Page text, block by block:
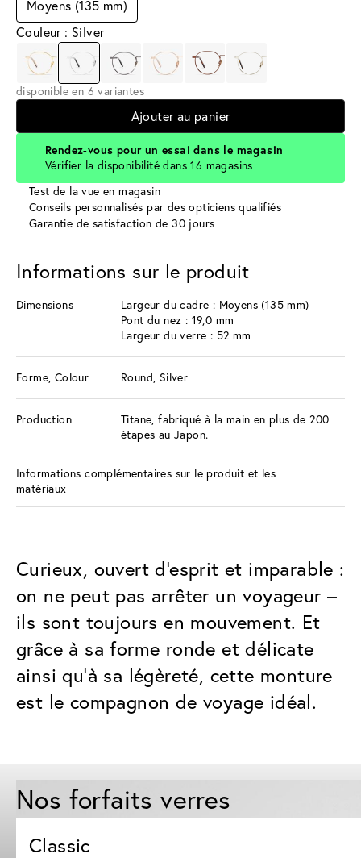
Moyens (135 mm)
Couleur : Silver
disponible en 6 variantes
Ajouter au panier
Rendez-vous pour un essai dans le magasin
Vérifier la disponibilité dans 16 magasins
Test de la vue en magasin
Conseils personnalisés par des opticiens qualifiés
Garantie de satisfaction de 30 jours
Informations sur le produit
Dimensions
Largeur du cadre : Moyens (135 mm)
Pont du nez : 19,0 mm
Largeur du verre : 52 mm
Forme, Colour Round, Silver
Production
Titane, fabriqué à la main en plus de 200
étapes au Japon.
Informations complémentaires sur le produit et les
matériaux
Curieux, ouvert d'esprit et imparable :
on ne peut pas arrêter un voyageur –
ils sont toujours en mouvement. Et
grâce à sa forme ronde et délicate
ainsi qu'à sa légèreté, cette monture
est le compagnon de voyage idéal.
Nos forfaits verres
Classic